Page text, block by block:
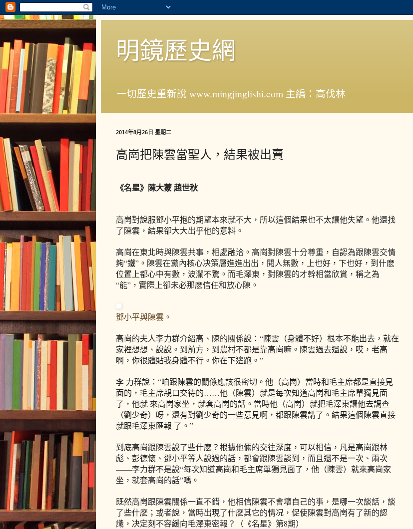
明鏡歷史網
一切歷史重新說 www.mingjinglishi.com 主編：高伐林
2014年8月26日 星期二
高崗把陳雲當聖人，結果被出賣
《名星》陳大蒙 趙世秋
高崗對說服鄧小平抱的期望本來就不大，所以這個結果也不太讓他失望。他還找
了陳雲，結果卻大大出乎他的意料。
高崗在東北時與陳雲共事，相處融洽。高崗對陳雲十分尊重，自認為跟陳雲交情
夠“鐵”。陳雲在黨內核心决策層進進出出，閱人無數，上也好，下也好，到什麽
位置上都心中有數，波瀾不驚。而毛澤東，對陳雲的才幹相當欣賞，稱之為
“能”，實際上卻未必那麽信任和放心陳。
鄧小平與陳雲。
高崗的夫人李力群介紹高、陳的關係說：“陳雲（身體不好）根本不能出去，就在
家裡想想、說說。到前方，到農村不都是靠高崗嘛。陳雲過去還說，哎，老高
啊，你很體貼我身體不行。你在下邊跑。”
李 力群說：“咱跟陳雲的關係應該很密切。他（高崗）當時和毛主席都是直接見
面的，毛主席親口交待的……他（陳雲）就是每次知道高崗和毛主席單獨見面
了，他就 來高崗家坐，就套高崗的話。當時他（高崗）就把毛澤東讓他去調查
（劉少奇）呀，還有對劉少奇的一些意見啊，都跟陳雲講了。結果這個陳雲直接
就跟毛澤東匯報 了。”
到底高崗跟陳雲說了些什麽？根據他倆的交往深度，可以相信，凡是高崗跟林
彪、彭德懷、鄧小平等人說過的話，都會跟陳雲談到，而且還不是一次、兩次
——李力群不是說“每次知道高崗和毛主席單獨見面了，他（陳雲）就來高崗家
坐，就套高崗的話”嗎。
既然高崗跟陳雲關係一直不錯，他相信陳雲不會壞自己的事，是哪一次談話，談
了些什麽；或者說，當時出現了什麽其它的情况，促使陳雲對高崗有了新的認
識，决定刻不容緩向毛澤東密報？
（《名星》第8期）